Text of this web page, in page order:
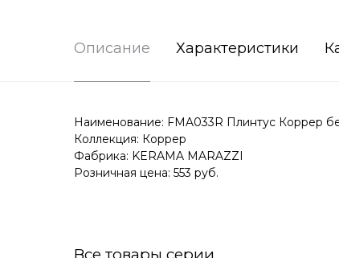
Описание Характеристики
Наименование: FMA033R Плинтус Коррер
Коллекция: Коррер
Фабрика: KERAMA MARAZZI
Розничная цена: 553 руб.